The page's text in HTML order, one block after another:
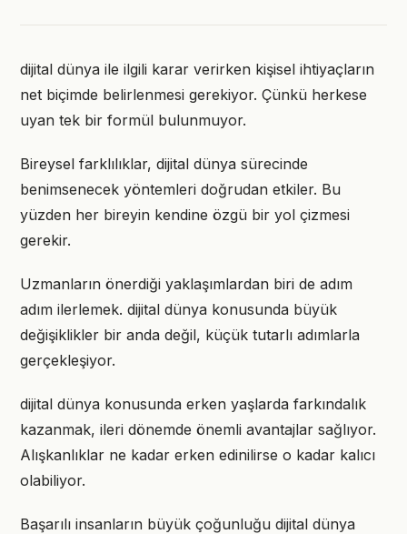
dijital dünya ile ilgili karar verirken kişisel ihtiyaçların
net biçimde belirlenmesi gerekiyor. Çünkü herkese
uyan tek bir formül bulunmuyor.
Bireysel farklılıklar, dijital dünya sürecinde
benimsenecek yöntemleri doğrudan etkiler. Bu
yüzden her bireyin kendine özgü bir yol çizmesi
gerekir.
Uzmanların önerdiği yaklaşımlardan biri de adım
adım ilerlemek. dijital dünya konusunda büyük
değişiklikler bir anda değil, küçük tutarlı adımlarla
gerçekleşiyor.
dijital dünya konusunda erken yaşlarda farkındalık
kazanmak, ileri dönemde önemli avantajlar sağlıyor.
Alışkanlıklar ne kadar erken edinilirse o kadar kalıcı
olabiliyor.
Başarılı insanların büyük çoğunluğu dijital dünya